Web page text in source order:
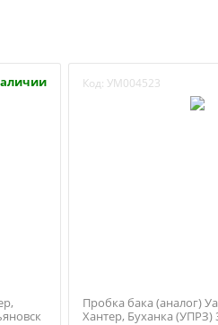
Код: УМ004523
Пробка бака (аналог)
Хантер, Буханка (УПРЗ)